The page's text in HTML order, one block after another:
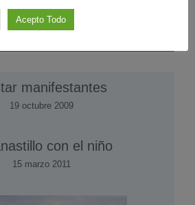
de la final
manifestantes
19 octubre 2009
con el niño
15 marzo 2011
Acepto Todo